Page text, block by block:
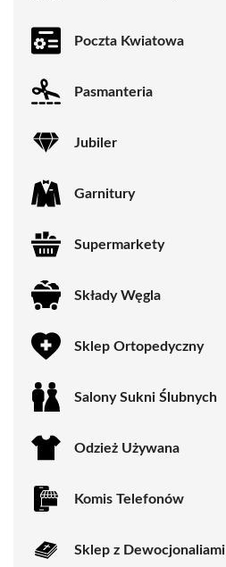
Poczta Kwiatowa
Pasmanteria
Jubiler
Garnitury
Supermarkety
Składy Węgla
Sklep Ortopedyczny
Salony Sukni Ślubnych
Odzież Używana
Komis Telefonów
Sklep z Dewocjonaliami